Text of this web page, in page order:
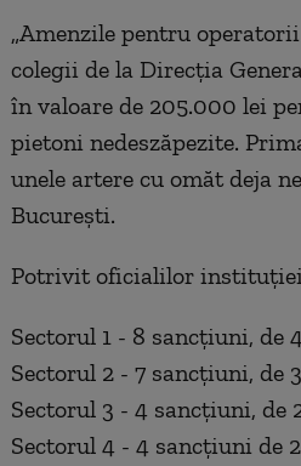
„Amenzile pentru
colegii de la Direcţia
în valoare de 205.000 lei
pietoni nedeszăpezite.
unele artere cu omăt deja
Bucureşti.
Potrivit oficialilor instituţiei
Sectorul 1 - 8 sancţiuni, de
Sectorul 2 - 7 sancţiuni, de
Sectorul 3 - 4 sancţiuni, de
Sectorul 4 - 4 sancţiuni de